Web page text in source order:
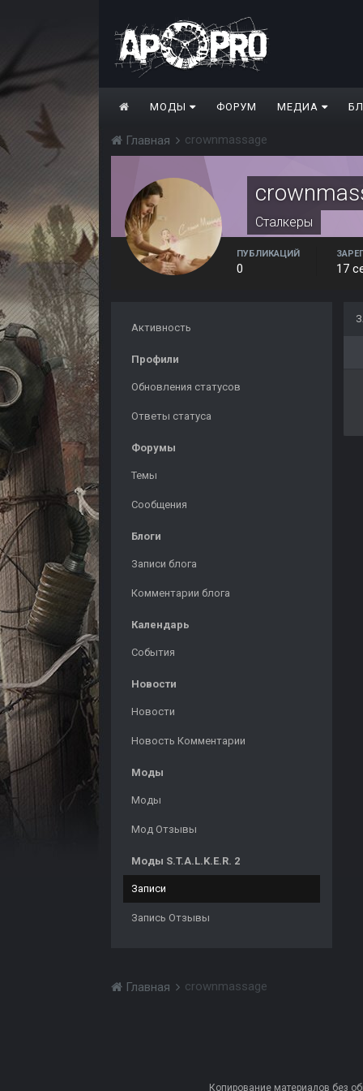
МОДЫ ФОРУМ МЕДИА
Главная crownmassage
Сталкеры
ПУБЛИКАЦИЙ
0 17
Активность
Профили
Обновления статусов
Ответы статуса
Форумы
Темы
Сообщения
Блоги
Записи блога
Комментарии блога
Календарь
События
Новости
Новости
Новость Комментарии
Моды
Моды
Мод Отзывы
Моды S.T.A.L.K.E.R. 2
Записи
Запись Отзывы
Главная crownmassage
Копирование материалов без